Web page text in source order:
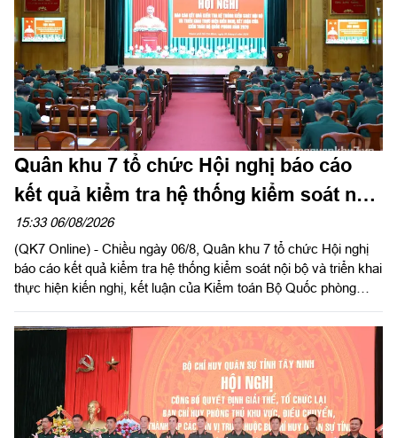
Quân khu 7 tổ chức Hội nghị báo cáo
kết quả kiểm tra hệ thống kiểm soát nội
bộ
15:33 06/08/2026
(QK7 Online) - Chiều ngày 06/8, Quân khu 7 tổ chức Hội nghị
báo cáo kết quả kiểm tra hệ thống kiểm soát nội bộ và triển khai
thực hiện kiến nghị, kết luận của Kiểm toán Bộ Quốc phòng
viên Ban Chấp hành Trung ương Đảng, Ủy viên Quân ủy Trung
ương, Phó Bí thư Đảng ủy, Tư lệnh Quân khu chủ trì hội nghị.